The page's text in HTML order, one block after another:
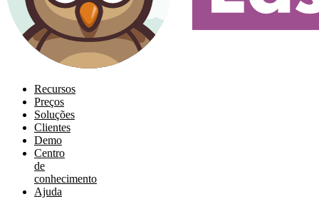
Recursos
Preços
Soluções
Clientes
Demo
Centro
de
conhecimento
Ajuda